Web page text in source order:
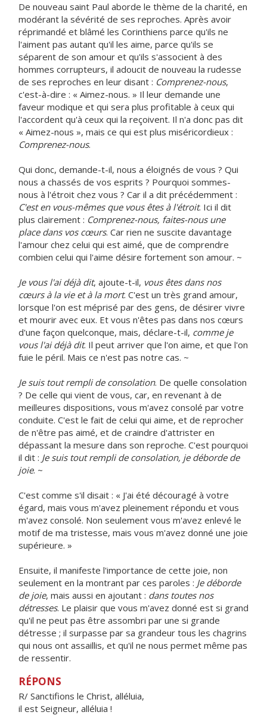
De nouveau saint Paul aborde le thème de la charité, en
modérant la sévérité de ses reproches. Après avoir
réprimandé et blâmé les Corinthiens parce qu'ils ne
l'aiment pas autant qu'il les aime, parce qu'ils se
séparent de son amour et qu'ils s'associent à des
hommes corrupteurs, il adoucit de nouveau la rudesse
de ses reproches en leur disant : Comprenez-nous,
c'est-à-dire : « Aimez-nous. » Il leur demande une
faveur modique et qui sera plus profitable à ceux qui
l'accordent qu'à ceux qui la reçoivent. Il n'a donc pas dit
« Aimez-nous », mais ce qui est plus miséricordieux :
Comprenez-nous.
Qui donc, demande-t-il, nous a éloignés de vous ? Qui
nous a chassés de vos esprits ? Pourquoi sommes-
nous à l'étroit chez vous ? Car il a dit précédemment :
C'est en vous-mêmes que vous êtes à l'étroit. Ici il dit
plus clairement : Comprenez-nous, faites-nous une
place dans vos cœurs. Car rien ne suscite davantage
l'amour chez celui qui est aimé, que de comprendre
combien celui qui l'aime désire fortement son amour. ~
Je vous l'ai déjà dit, ajoute-t-il, vous êtes dans nos
cœurs à la vie et à la mort. C'est un très grand amour,
lorsque l'on est méprisé par des gens, de désirer vivre
et mourir avec eux. Et vous n'êtes pas dans nos cœurs
d'une façon quelconque, mais, déclare-t-il, comme je
vous l'ai déjà dit. Il peut arriver que l'on aime, et que l'on
fuie le péril. Mais ce n'est pas notre cas. ~
Je suis tout rempli de consolation. De quelle consolation
? De celle qui vient de vous, car, en revenant à de
meilleures dispositions, vous m'avez consolé par votre
conduite. C'est le fait de celui qui aime, et de reprocher
de n'être pas aimé, et de craindre d'attrister en
dépassant la mesure dans son reproche. C'est pourquoi
il dit : Je suis tout rempli de consolation, je déborde de
joie. ~
C'est comme s'il disait : « J'ai été découragé à votre
égard, mais vous m'avez pleinement répondu et vous
m'avez consolé. Non seulement vous m'avez enlevé le
motif de ma tristesse, mais vous m'avez donné une joie
supérieure. »
Ensuite, il manifeste l'importance de cette joie, non
seulement en la montrant par ces paroles : Je déborde
de joie, mais aussi en ajoutant : dans toutes nos
détresses. Le plaisir que vous m'avez donné est si grand
qu'il ne peut pas être assombri par une si grande
détresse ; il surpasse par sa grandeur tous les chagrins
qui nous ont assaillis, et qu'il ne nous permet même pas
de ressentir.
RÉPONS
R/ Sanctifions le Christ, alléluia,
il est Seigneur, alléluia !